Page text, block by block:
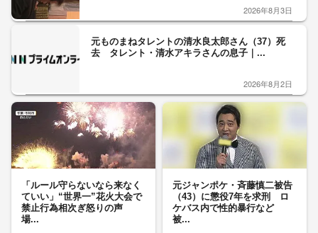
2026年8月3日
元ものまねタレントの清水良太郎さん（37）死
去 タレント・清水アキラさんの息子｜...
2026年8月2日
「ルール守らないなら来なく
ていい」“世界一”花火大会で
禁止行為相次ぎ怒りの声
場...
元ジャンポケ・斉藤慎二被告
（43）に懲役7年を求刑 ロ
ケバス内で性的暴行など
被...